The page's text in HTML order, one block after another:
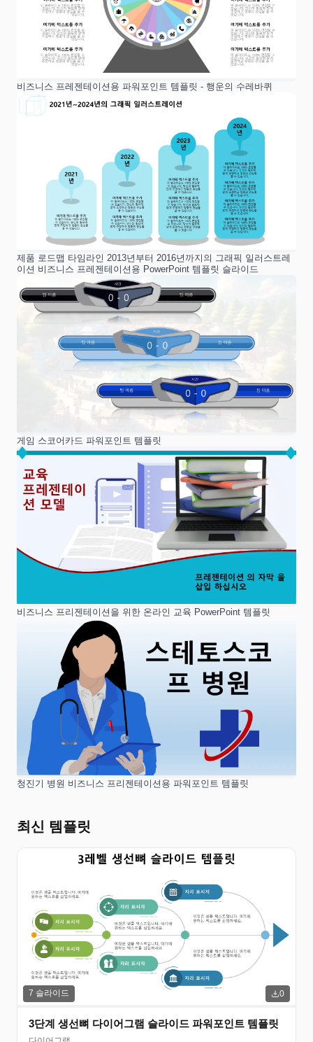
비즈니스 프레젠테이션용 파워포인트 템플릿 - 행운의 수레바퀴
제품 로드맵 타임라인 2013년부터 2016년까지의 그래픽 일러스트레
이션 비즈니스 프레젠테이션용 PowerPoint 템플릿 슬라이드
게임 스코어카드 파워포인트 템플릿
비즈니스 프리젠테이션을 위한 온라인 교육 PowerPoint 템플릿
청진기 병원 비즈니스 프리젠테이션용 파워포인트 템플릿
최신 템플릿
7 슬라이드 0
3단계 생선뼈 다이어그램 슬라이드 파워포인트 템플릿